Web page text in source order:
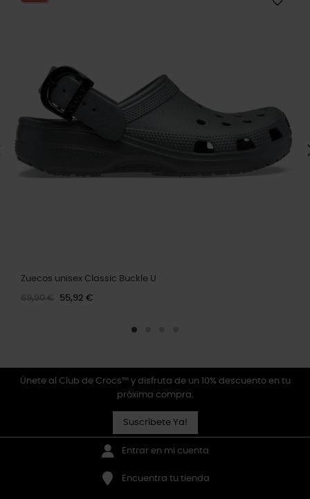
Zuecos unisex Classic Buckle U
69,90 € 55,92 €
Únete al Club de Crocs™ y disfruta de un 10% descuento en tu
próxima compra.
Suscríbete Ya!
Entrar en mi cuenta
Encuentra tu tienda